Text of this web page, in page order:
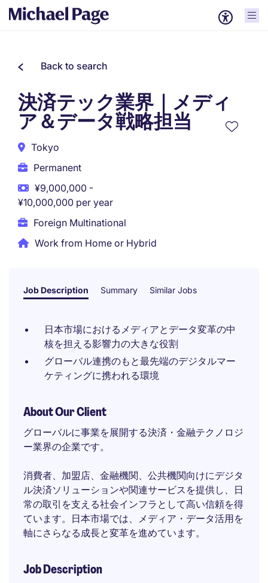
Back to search
決済テック業界｜メディ
ア＆データ戦略担当
Tokyo
Permanent
¥9,000,000 -
¥10,000,000 per year
Foreign Multinational
Work from Home or Hybrid
Job Description Summary Similar Jobs
日本市場におけるメディアとデータ変革の中
核を担える影響力の大きな役割
グローバル連携のもと最先端のデジタルマー
ケティングに携われる環境
About Our Client
グローバルに事業を展開する決済・金融テクノロジ
ー業界の企業です。
消費者、加盟店、金融機関、公共機関向けにデジタ
ル決済ソリューションや関連サービスを提供し、日
常の取引を支える社会インフラとして高い信頼を得
ています。日本市場では、メディア・データ活用を
軸にさらなる成長と変革を進めています。
Job Description